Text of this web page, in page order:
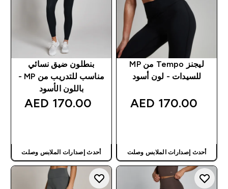
ليجنز Tempo من MP
للسيدات - لون أسود
170.00 AED‎
أحدث إصدارات الملابس وصلت
بنطلون ضيق نسائي
مناسب للتدريب من MP -
باللون الأسود
170.00 AED‎
أحدث إصدارات الملابس وصلت